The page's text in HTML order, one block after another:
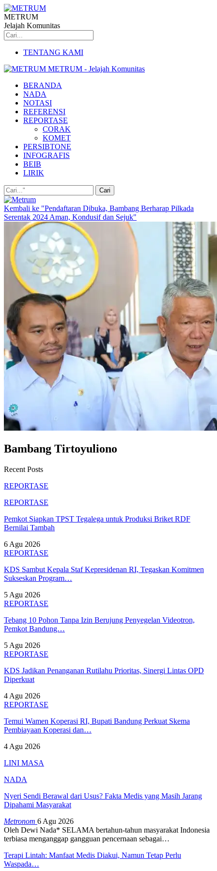
METRUM
Jelajah Komunitas
TENTANG KAMI
METRUM - Jelajah Komunitas
BERANDA
NADA
NOTASI
REFERENSI
REPORTASE
CORAK
KOMET
PERSIBTONE
INFOGRAFIS
BEIB
LIRIK
Kembali ke "Pendaftaran Dibuka, Bambang Berharap Pilkada
Serentak 2024 Aman, Kondusif dan Sejuk"
Bambang Tirtoyuliono
Recent Posts
REPORTASE
REPORTASE
Pemkot Siapkan TPST Tegalega untuk Produksi Briket RDF
Bernilai Tambah
6 Agu 2026
REPORTASE
KDS Sambut Kepala Staf Kepresidenan RI, Tegaskan Komitmen
Sukseskan Program…
5 Agu 2026
REPORTASE
Tebang 10 Pohon Tanpa Izin Berujung Penyegelan Videotron,
Pemkot Bandung…
5 Agu 2026
REPORTASE
KDS Jadikan Penanganan Rutilahu Prioritas, Sinergi Lintas OPD
Diperkuat
4 Agu 2026
REPORTASE
Temui Wamen Koperasi RI, Bupati Bandung Perkuat Skema
Pembiayaan Koperasi dan…
4 Agu 2026
LINI MASA
NADA
Nyeri Sendi Berawal dari Usus? Fakta Medis yang Masih Jarang
Dipahami Masyarakat
Metronom 6 Agu 2026
Oleh Dewi Nada* SELAMA bertahun-tahun masyarakat Indonesia
terbiasa menganggap gangguan pencernaan sebagai…
Terapi Lintah: Manfaat Medis Diakui, Namun Tetap Perlu
Waspada…